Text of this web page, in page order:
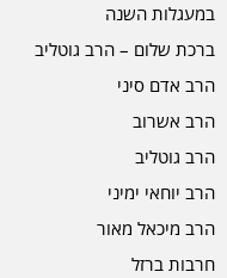
במעגלות השנה
ברכת שלום – הרב גוטליב
הרב אדם סיני
הרב אשרוב
הרב גוטליב
הרב יוחאי ימיני
הרב מיכאל מאור
חרבות ברזל